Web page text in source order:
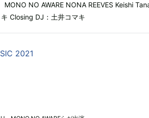
NO AWARE NONA REEVES Keishi
Closing DJ：土井コマキ
2021